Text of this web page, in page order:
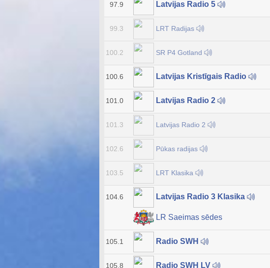
97.9 Latvijas Radio 5
99.3 LRT Radijas
100.2 SR P4 Gotland
100.6 Latvijas Kristīgais Radio
101.0 Latvijas Radio 2
101.3 Latvijas Radio 2
102.6 Pūkas radijas
103.5 LRT Klasika
104.6 Latvijas Radio 3 Klasika
LR Saeimas sēdes
105.1 Radio SWH
105.8 Radio SWH LV